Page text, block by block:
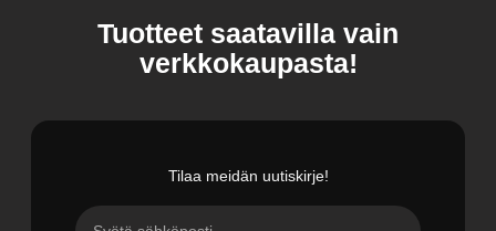
Tuotteet saatavilla vain
verkkokaupasta!
Tilaa meidän uutiskirje!